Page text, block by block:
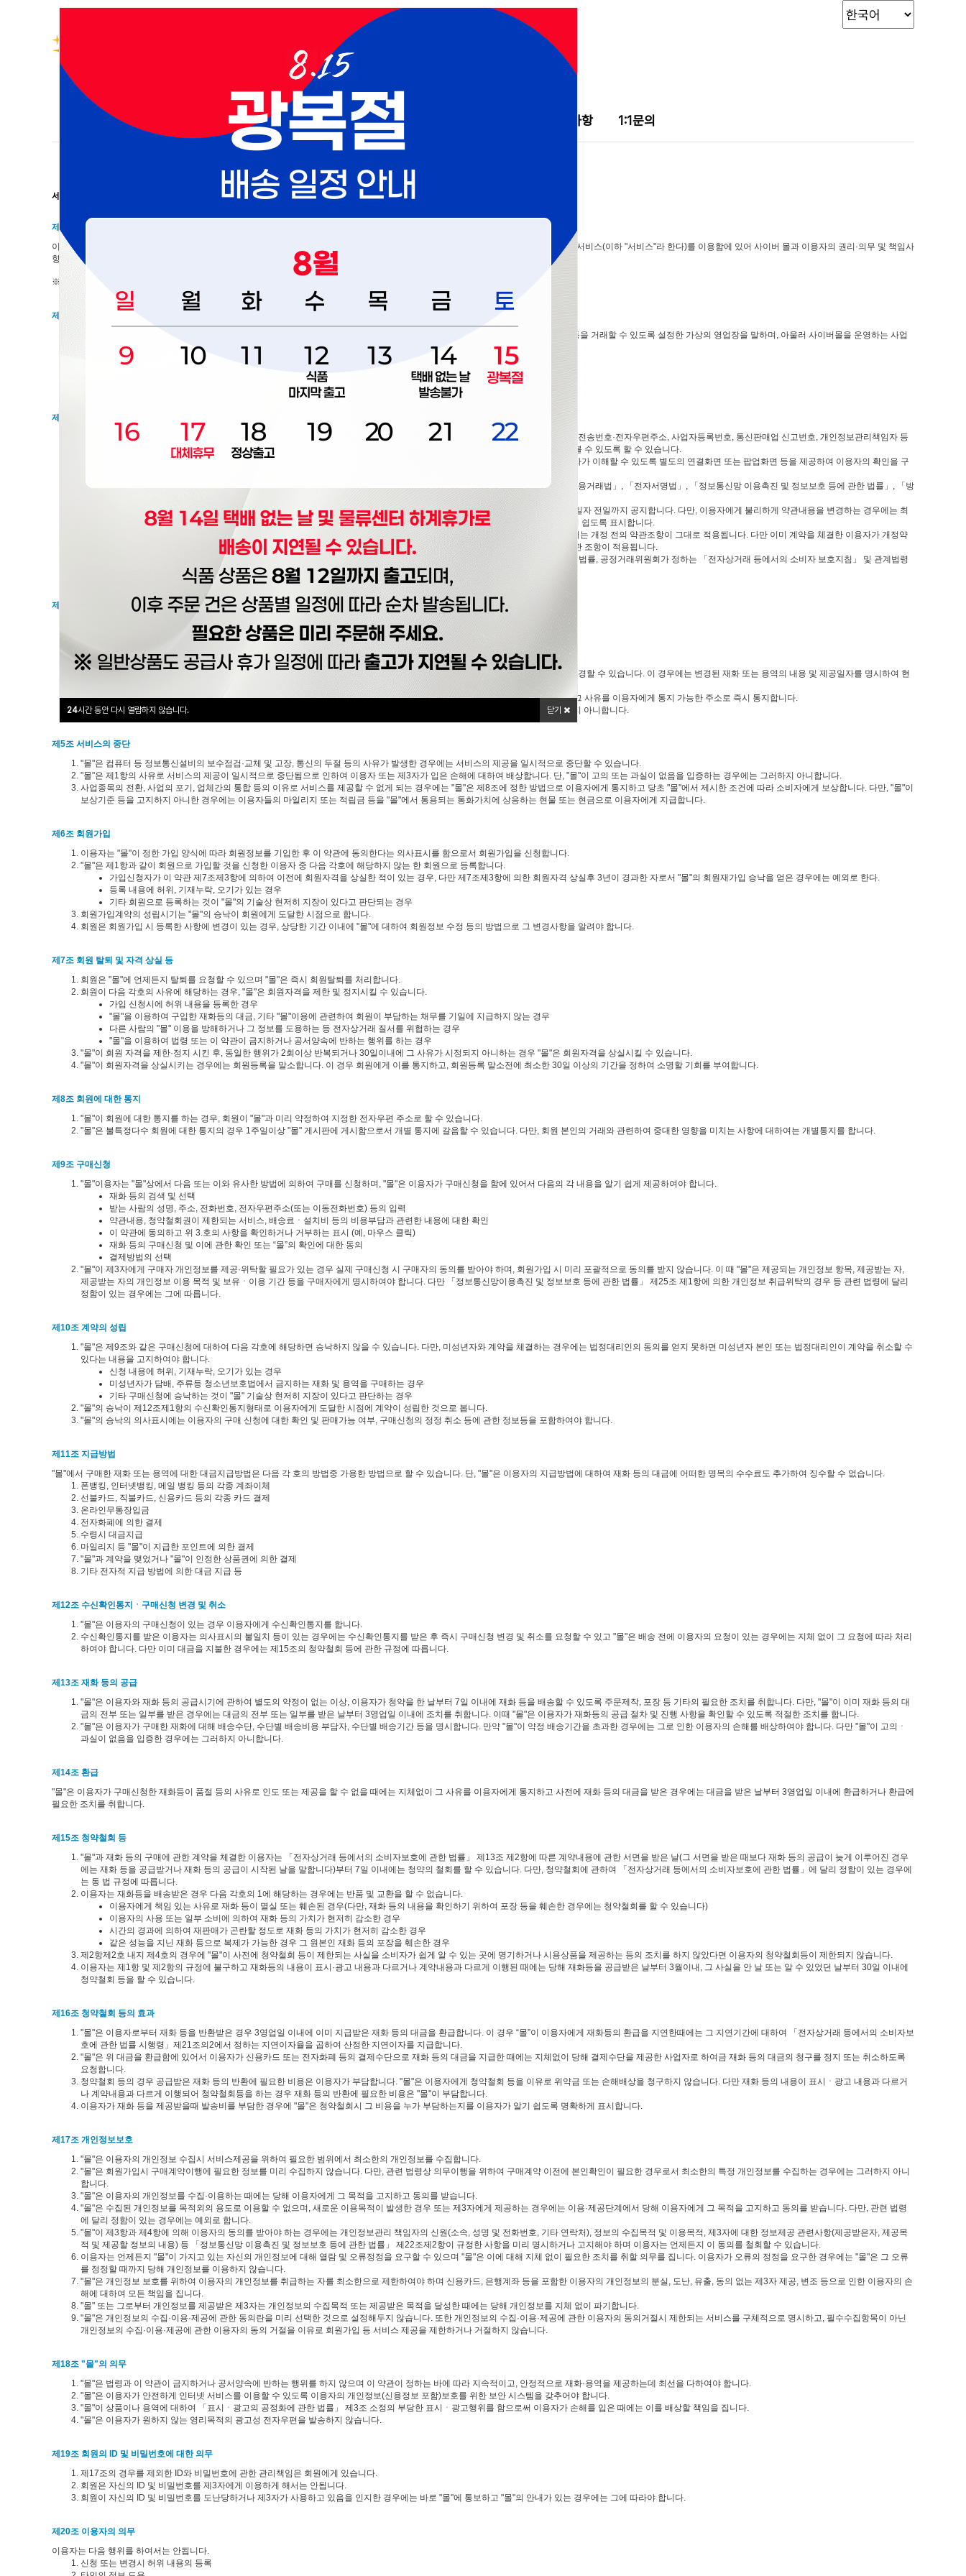
24시간 동안 다시 열람하지 않습니다. 닫기
특허&인증서 실시간 금시세 공지사항 1:1문의
서비스 이용약관
제1조 목적
이 약관은 (주)스태리그룹(전자상거래 사업자로 이하 "회사"라 한다)가 운영하는 스태리그룹(이하 "몰"이라 한다)에서 제공하는 인터넷 관련 서비스(이하 "서비스"라 한다)를 이용함에 있어 사이버 몰과 이용자의 권리·의무 및 책임사
항을 규정함을 목적으로 합니다.
※「PC통신, 무선 등을 이용하는 전자상거래에 대해서도 그 성질에 반하지 않는 한 이 약관을 준용합니다.」
제2조 정의
"몰" 이란 "회사"가 재화 또는 용역(이하 "재화 등" 이라 함)을 이용자에게 제공하기 위하여 컴퓨터등 정보통신설비를 이용하여 재화 등을 거래할 수 있도록 설정한 가상의 영업장을 말하며, 아울러 사이버몰을 운영하는 사업
자의 의미로도 사용합니다.
"이용자"란 "몰"에 접속하여 이 약관에 따라 "몰"이 제공하는 서비스를 받는 회원 및 비회원을 말합니다.
"회원"이라 함은 “몰”에 회원등록을 한 자로서, 계속적으로 "몰"이 제공하는 서비스를 이용할 수 있는 자를 말합니다.
"비회원"이라 함은 회원에 가입하지 않고 "몰"이 제공하는 서비스를 이용하는 자를 말합니다.
제3조 약관 등의 명시와 설명 및 개정
"몰"은 이 약관의 내용과 상호 및 대표자 성명, 영업소 소재지 주소(소비자의 불만을 처리할 수 있는 곳의 주소를 포함), 전화번호·모사전송번호·전자우편주소, 사업자등록번호, 통신판매업 신고번호, 개인정보관리책임자 등
을 이용자가 쉽게 알 수 있도록 사이버몰의 초기 서비스화면(전면)에 게시합니다. 다만, 약관의 내용은 이용자가 연결화면을 통하여 볼 수 있도록 할 수 있습니다.
"몰"은 이용자가 약관에 동의하기에 앞서 약관에 정하여져 있는 내용 중 청약철회·배송책임·환불조건 등과 같은 중요한 내용을 이용자가 이해할 수 있도록 별도의 연결화면 또는 팝업화면 등을 제공하여 이용자의 확인을 구
"몰"은 「전자상거래 등에서의 소비자보호에 관한 법률」, 「약관의 규제에 관한 법률」, 「전자문서 및 전자거래기본법」, 「전자금융거래법」, 「전자서명법」, 「정보통신망 이용촉진 및 정보보호 등에 관한 법률」, 「방
문판매 등에 관한 법률」, 「소비자기본법」 등 관련 법을 위배하지 않는 범위에서 이 약관을 개정할 수 있습니다.
"몰"이 약관을 개정할 경우에는 적용일자 및 개정사유를 명시하여 현행약관과 함께 몰의 초기화면에 그 적용일자 7일 이전부터 적용일자 전일까지 공지합니다. 다만, 이용자에게 불리하게 약관내용을 변경하는 경우에는 최
소한 30일 이상의 사전 유예기간을 두고 공지합니다. 이 경우 "몰“은 개정 전 내용과 개정 후 내용을 명확하게 비교하여 이용자가 알기 쉽도록 표시합니다.
"몰"이 약관을 개정할 경우에는 그 개정약관은 그 적용일자 이후에 체결되는 계약에만 적용되고 그 이전에 이미 체결된 계약에 대해서는 개정 전의 약관조항이 그대로 적용됩니다. 다만 이미 계약을 체결한 이용자가 개정약
관 조항의 적용을 받기를 원하는 뜻을 제3항에 의한 개정약관의 공지기간 내에 “몰”에 송신하여 “몰”의 동의를 받은 경우에는 개정약관 조항이 적용됩니다.
이 약관에서 정하지 아니한 사항과 이 약관의 해석에 관하여는 전자상거래 등에서의 소비자보호에 관한 법률, 약관의 규제 등에 관한 법률, 공정거래위원회가 정하는 「전자상거래 등에서의 소비자 보호지침」 및 관계법령
제4조 서비스의 제공 및 변경
"몰"은 다음과 같은 업무를 수행합니다.
재화 또는 용역에 대한 정보 제공 및 구매계약의 체결
기타 "몰"이 정하는 업무
"몰"은 재화 또는 용역의 품절 또는 기술적 사양의 변경 등의 경우에는 장차 체결되는 계약에 의해 제공할 재화 또는 용역의 내용을 변경할 수 있습니다. 이 경우에는 변경된 재화 또는 용역의 내용 및 제공일자를 명시하여 현
"몰"이 제공하기로 이용자와 계약을 체결한 서비스의 내용을 재화 등의 품절 또는 기술적 사양의 변경 등의 사유로 변경할 경우에는 그 사유를 이용자에게 통지 가능한 주소로 즉시 통지합니다.
전항의 경우 "몰"은 이로 인하여 이용자가 입은 손해를 배상합니다. 다만, "몰"이 고의 또는 과실이 없음을 입증하는 경우에는 그러하지 아니합니다.
제5조 서비스의 중단
"몰"은 컴퓨터 등 정보통신설비의 보수점검·교체 및 고장, 통신의 두절 등의 사유가 발생한 경우에는 서비스의 제공을 일시적으로 중단할 수 있습니다.
"몰"은 제1항의 사유로 서비스의 제공이 일시적으로 중단됨으로 인하여 이용자 또는 제3자가 입은 손해에 대하여 배상합니다. 단, "몰"이 고의 또는 과실이 없음을 입증하는 경우에는 그러하지 아니합니다.
사업종목의 전환, 사업의 포기, 업체간의 통합 등의 이유로 서비스를 제공할 수 없게 되는 경우에는 "몰"은 제8조에 정한 방법으로 이용자에게 통지하고 당초 "몰"에서 제시한 조건에 따라 소비자에게 보상합니다. 다만, "몰"이
보상기준 등을 고지하지 아니한 경우에는 이용자들의 마일리지 또는 적립금 등을 "몰"에서 통용되는 통화가치에 상응하는 현물 또는 현금으로 이용자에게 지급합니다.
제6조 회원가입
이용자는 "몰"이 정한 가입 양식에 따라 회원정보를 기입한 후 이 약관에 동의한다는 의사표시를 함으로서 회원가입을 신청합니다.
"몰"은 제1항과 같이 회원으로 가입할 것을 신청한 이용자 중 다음 각호에 해당하지 않는 한 회원으로 등록합니다.
가입신청자가 이 약관 제7조제3항에 의하여 이전에 회원자격을 상실한 적이 있는 경우, 다만 제7조제3항에 의한 회원자격 상실후 3년이 경과한 자로서 "몰"의 회원재가입 승낙을 얻은 경우에는 예외로 한다.
등록 내용에 허위, 기재누락, 오기가 있는 경우
기타 회원으로 등록하는 것이 "몰"의 기술상 현저히 지장이 있다고 판단되는 경우
회원가입계약의 성립시기는 "몰"의 승낙이 회원에게 도달한 시점으로 합니다.
회원은 회원가입 시 등록한 사항에 변경이 있는 경우, 상당한 기간 이내에 "몰"에 대하여 회원정보 수정 등의 방법으로 그 변경사항을 알려야 합니다.
제7조 회원 탈퇴 및 자격 상실 등
회원은 "몰"에 언제든지 탈퇴를 요청할 수 있으며 "몰"은 즉시 회원탈퇴를 처리합니다.
회원이 다음 각호의 사유에 해당하는 경우, "몰"은 회원자격을 제한 및 정지시킬 수 있습니다.
가입 신청시에 허위 내용을 등록한 경우
"몰"을 이용하여 구입한 재화등의 대금, 기타 "몰"이용에 관련하여 회원이 부담하는 채무를 기일에 지급하지 않는 경우
다른 사람의 "몰" 이용을 방해하거나 그 정보를 도용하는 등 전자상거래 질서를 위협하는 경우
"몰"을 이용하여 법령 또는 이 약관이 금지하거나 공서양속에 반하는 행위를 하는 경우
"몰"이 회원 자격을 제한·정지 시킨 후, 동일한 행위가 2회이상 반복되거나 30일이내에 그 사유가 시정되지 아니하는 경우 "몰"은 회원자격을 상실시킬 수 있습니다.
"몰"이 회원자격을 상실시키는 경우에는 회원등록을 말소합니다. 이 경우 회원에게 이를 통지하고, 회원등록 말소전에 최소한 30일 이상의 기간을 정하여 소명할 기회를 부여합니다.
제8조 회원에 대한 통지
"몰"이 회원에 대한 통지를 하는 경우, 회원이 "몰"과 미리 약정하여 지정한 전자우편 주소로 할 수 있습니다.
"몰"은 불특정다수 회원에 대한 통지의 경우 1주일이상 "몰" 게시판에 게시함으로서 개별 통지에 갈음할 수 있습니다. 다만, 회원 본인의 거래와 관련하여 중대한 영향을 미치는 사항에 대하여는 개별통지를 합니다.
제9조 구매신청
"몰"이용자는 "몰"상에서 다음 또는 이와 유사한 방법에 의하여 구매를 신청하며, "몰"은 이용자가 구매신청을 함에 있어서 다음의 각 내용을 알기 쉽게 제공하여야 합니다.
재화 등의 검색 및 선택
받는 사람의 성명, 주소, 전화번호, 전자우편주소(또는 이동전화번호) 등의 입력
약관내용, 청약철회권이 제한되는 서비스, 배송료ㆍ설치비 등의 비용부담과 관련한 내용에 대한 확인
이 약관에 동의하고 위 3.호의 사항을 확인하거나 거부하는 표시 (예, 마우스 클릭)
재화 등의 구매신청 및 이에 관한 확인 또는 “몰”의 확인에 대한 동의
결제방법의 선택
"몰"이 제3자에게 구매자 개인정보를 제공·위탁할 필요가 있는 경우 실제 구매신청 시 구매자의 동의를 받아야 하며, 회원가입 시 미리 포괄적으로 동의를 받지 않습니다. 이 때 "몰"은 제공되는 개인정보 항목, 제공받는 자,
제공받는 자의 개인정보 이용 목적 및 보유ㆍ이용 기간 등을 구매자에게 명시하여야 합니다. 다만 「정보통신망이용촉진 및 정보보호 등에 관한 법률」 제25조 제1항에 의한 개인정보 취급위탁의 경우 등 관련 법령에 달리
정함이 있는 경우에는 그에 따릅니다.
제10조 계약의 성립
"몰"은 제9조와 같은 구매신청에 대하여 다음 각호에 해당하면 승낙하지 않을 수 있습니다. 다만, 미성년자와 계약을 체결하는 경우에는 법정대리인의 동의를 얻지 못하면 미성년자 본인 또는 법정대리인이 계약을 취소할 수
있다는 내용을 고지하여야 합니다.
신청 내용에 허위, 기재누락, 오기가 있는 경우
미성년자가 담배, 주류등 청소년보호법에서 금지하는 재화 및 용역을 구매하는 경우
기타 구매신청에 승낙하는 것이 "몰" 기술상 현저히 지장이 있다고 판단하는 경우
"몰"의 승낙이 제12조제1항의 수신확인통지형태로 이용자에게 도달한 시점에 계약이 성립한 것으로 봅니다.
"몰"의 승낙의 의사표시에는 이용자의 구매 신청에 대한 확인 및 판매가능 여부, 구매신청의 정정 취소 등에 관한 정보등을 포함하여야 합니다.
제11조 지급방법
"몰"에서 구매한 재화 또는 용역에 대한 대금지급방법은 다음 각 호의 방법중 가용한 방법으로 할 수 있습니다. 단, "몰"은 이용자의 지급방법에 대하여 재화 등의 대금에 어떠한 명목의 수수료도 추가하여 징수할 수 없습니다.
폰뱅킹, 인터넷뱅킹, 메일 뱅킹 등의 각종 계좌이체
선불카드, 직불카드, 신용카드 등의 각종 카드 결제
온라인무통장입금
전자화폐에 의한 결제
수령시 대금지급
마일리지 등 "몰"이 지급한 포인트에 의한 결제
"몰"과 계약을 맺었거나 "몰"이 인정한 상품권에 의한 결제
기타 전자적 지급 방법에 의한 대금 지급 등
제12조 수신확인통지ㆍ구매신청 변경 및 취소
"몰"은 이용자의 구매신청이 있는 경우 이용자에게 수신확인통지를 합니다.
수신확인통지를 받은 이용자는 의사표시의 불일치 등이 있는 경우에는 수신확인통지를 받은 후 즉시 구매신청 변경 및 취소를 요청할 수 있고 "몰"은 배송 전에 이용자의 요청이 있는 경우에는 지체 없이 그 요청에 따라 처리
하여야 합니다. 다만 이미 대금을 지불한 경우에는 제15조의 청약철회 등에 관한 규정에 따릅니다.
제13조 재화 등의 공급
"몰"은 이용자와 재화 등의 공급시기에 관하여 별도의 약정이 없는 이상, 이용자가 청약을 한 날부터 7일 이내에 재화 등을 배송할 수 있도록 주문제작, 포장 등 기타의 필요한 조치를 취합니다. 다만, "몰"이 이미 재화 등의 대
금의 전부 또는 일부를 받은 경우에는 대금의 전부 또는 일부를 받은 날부터 3영업일 이내에 조치를 취합니다. 이때 "몰"은 이용자가 재화등의 공급 절차 및 진행 사항을 확인할 수 있도록 적절한 조치를 합니다.
"몰"은 이용자가 구매한 재화에 대해 배송수단, 수단별 배송비용 부담자, 수단별 배송기간 등을 명시합니다. 만약 "몰"이 약정 배송기간을 초과한 경우에는 그로 인한 이용자의 손해를 배상하여야 합니다. 다만 "몰"이 고의ㆍ
과실이 없음을 입증한 경우에는 그러하지 아니합니다.
제14조 환급
"몰"은 이용자가 구매신청한 재화등이 품절 등의 사유로 인도 또는 제공을 할 수 없을 때에는 지체없이 그 사유를 이용자에게 통지하고 사전에 재화 등의 대금을 받은 경우에는 대금을 받은 날부터 3영업일 이내에 환급하거나 환급에
필요한 조치를 취합니다.
제15조 청약철회 등
"몰"과 재화 등의 구매에 관한 계약을 체결한 이용자는 「전자상거래 등에서의 소비자보호에 관한 법률」 제13조 제2항에 따른 계약내용에 관한 서면을 받은 날(그 서면을 받은 때보다 재화 등의 공급이 늦게 이루어진 경우
에는 재화 등을 공급받거나 재화 등의 공급이 시작된 날을 말합니다)부터 7일 이내에는 청약의 철회를 할 수 있습니다. 다만, 청약철회에 관하여 「전자상거래 등에서의 소비자보호에 관한 법률」에 달리 정함이 있는 경우에
는 동 법 규정에 따릅니다.
이용자는 재화등을 배송받은 경우 다음 각호의 1에 해당하는 경우에는 반품 및 교환을 할 수 없습니다.
이용자에게 책임 있는 사유로 재화 등이 멸실 또는 훼손된 경우(다만, 재화 등의 내용을 확인하기 위하여 포장 등을 훼손한 경우에는 청약철회를 할 수 있습니다)
이용자의 사용 또는 일부 소비에 의하여 재화 등의 가치가 현저히 감소한 경우
시간의 경과에 의하여 재판매가 곤란할 정도로 재화 등의 가치가 현저히 감소한 경우
같은 성능을 지닌 재화 등으로 복제가 가능한 경우 그 원본인 재화 등의 포장을 훼손한 경우
제2항제2호 내지 제4호의 경우에 "몰"이 사전에 청약철회 등이 제한되는 사실을 소비자가 쉽게 알 수 있는 곳에 명기하거나 시용상품을 제공하는 등의 조치를 하지 않았다면 이용자의 청약철회등이 제한되지 않습니다.
이용자는 제1항 및 제2항의 규정에 불구하고 재화등의 내용이 표시·광고 내용과 다르거나 계약내용과 다르게 이행된 때에는 당해 재화등을 공급받은 날부터 3월이내, 그 사실을 안 날 또는 알 수 있었던 날부터 30일 이내에
청약철회 등을 할 수 있습니다.
제16조 청약철회 등의 효과
"몰"은 이용자로부터 재화 등을 반환받은 경우 3영업일 이내에 이미 지급받은 재화 등의 대금을 환급합니다. 이 경우 “몰”이 이용자에게 재화등의 환급을 지연한때에는 그 지연기간에 대하여 「전자상거래 등에서의 소비자보
호에 관한 법률 시행령」제21조의2에서 정하는 지연이자율을 곱하여 산정한 지연이자를 지급합니다.
"몰"은 위 대금을 환급함에 있어서 이용자가 신용카드 또는 전자화폐 등의 결제수단으로 재화 등의 대금을 지급한 때에는 지체없이 당해 결제수단을 제공한 사업자로 하여금 재화 등의 대금의 청구를 정지 또는 취소하도록
요청합니다.
청약철회 등의 경우 공급받은 재화 등의 반환에 필요한 비용은 이용자가 부담합니다. "몰"은 이용자에게 청약철회 등을 이유로 위약금 또는 손해배상을 청구하지 않습니다. 다만 재화 등의 내용이 표시ㆍ광고 내용과 다르거
나 계약내용과 다르게 이행되어 청약철회등을 하는 경우 재화 등의 반환에 필요한 비용은 "몰"이 부담합니다.
이용자가 재화 등을 제공받을때 발송비를 부담한 경우에 "몰"은 청약철회시 그 비용을 누가 부담하는지를 이용자가 알기 쉽도록 명확하게 표시합니다.
제17조 개인정보보호
"몰"은 이용자의 개인정보 수집시 서비스제공을 위하여 필요한 범위에서 최소한의 개인정보를 수집합니다.
"몰"은 회원가입시 구매계약이행에 필요한 정보를 미리 수집하지 않습니다. 다만, 관련 법령상 의무이행을 위하여 구매계약 이전에 본인확인이 필요한 경우로서 최소한의 특정 개인정보를 수집하는 경우에는 그러하지 아니
합니다.
"몰"은 이용자의 개인정보를 수집·이용하는 때에는 당해 이용자에게 그 목적을 고지하고 동의를 받습니다.
"몰"은 수집된 개인정보를 목적외의 용도로 이용할 수 없으며, 새로운 이용목적이 발생한 경우 또는 제3자에게 제공하는 경우에는 이용·제공단계에서 당해 이용자에게 그 목적을 고지하고 동의를 받습니다. 다만, 관련 법령
에 달리 정함이 있는 경우에는 예외로 합니다.
"몰"이 제3항과 제4항에 의해 이용자의 동의를 받아야 하는 경우에는 개인정보관리 책임자의 신원(소속, 성명 및 전화번호, 기타 연락처), 정보의 수집목적 및 이용목적, 제3자에 대한 정보제공 관련사항(제공받은자, 제공목
적 및 제공할 정보의 내용) 등 「정보통신망 이용촉진 및 정보보호 등에 관한 법률」 제22조제2항이 규정한 사항을 미리 명시하거나 고지해야 하며 이용자는 언제든지 이 동의를 철회할 수 있습니다.
이용자는 언제든지 "몰"이 가지고 있는 자신의 개인정보에 대해 열람 및 오류정정을 요구할 수 있으며 "몰"은 이에 대해 지체 없이 필요한 조치를 취할 의무를 집니다. 이용자가 오류의 정정을 요구한 경우에는 "몰"은 그 오류
를 정정할 때까지 당해 개인정보를 이용하지 않습니다.
"몰"은 개인정보 보호를 위하여 이용자의 개인정보를 취급하는 자를 최소한으로 제한하여야 하며 신용카드, 은행계좌 등을 포함한 이용자의 개인정보의 분실, 도난, 유출, 동의 없는 제3자 제공, 변조 등으로 인한 이용자의 손
해에 대하여 모든 책임을 집니다.
"몰" 또는 그로부터 개인정보를 제공받은 제3자는 개인정보의 수집목적 또는 제공받은 목적을 달성한 때에는 당해 개인정보를 지체 없이 파기합니다.
"몰"은 개인정보의 수집·이용·제공에 관한 동의란을 미리 선택한 것으로 설정해두지 않습니다. 또한 개인정보의 수집·이용·제공에 관한 이용자의 동의거절시 제한되는 서비스를 구체적으로 명시하고, 필수수집항목이 아닌
개인정보의 수집·이용·제공에 관한 이용자의 동의 거절을 이유로 회원가입 등 서비스 제공을 제한하거나 거절하지 않습니다.
제18조 "몰"의 의무
"몰"은 법령과 이 약관이 금지하거나 공서양속에 반하는 행위를 하지 않으며 이 약관이 정하는 바에 따라 지속적이고, 안정적으로 재화·용역을 제공하는데 최선을 다하여야 합니다.
"몰"은 이용자가 안전하게 인터넷 서비스를 이용할 수 있도록 이용자의 개인정보(신용정보 포함)보호를 위한 보안 시스템을 갖추어야 합니다.
"몰"이 상품이나 용역에 대하여 「표시ㆍ광고의 공정화에 관한 법률」 제3조 소정의 부당한 표시ㆍ광고행위를 함으로써 이용자가 손해를 입은 때에는 이를 배상할 책임을 집니다.
"몰"은 이용자가 원하지 않는 영리목적의 광고성 전자우편을 발송하지 않습니다.
제19조 회원의 ID 및 비밀번호에 대한 의무
제17조의 경우를 제외한 ID와 비밀번호에 관한 관리책임은 회원에게 있습니다.
회원은 자신의 ID 및 비밀번호를 제3자에게 이용하게 해서는 안됩니다.
회원이 자신의 ID 및 비밀번호를 도난당하거나 제3자가 사용하고 있음을 인지한 경우에는 바로 "몰"에 통보하고 "몰"의 안내가 있는 경우에는 그에 따라야 합니다.
제20조 이용자의 의무
이용자는 다음 행위를 하여서는 안됩니다.
신청 또는 변경시 허위 내용의 등록